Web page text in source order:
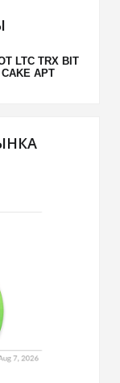
LTC TRX BIT
CAKE APT